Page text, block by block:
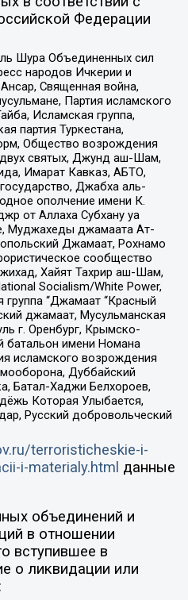
Федерации
Шура Объединенных сил
народов Ичкерии и
Священная война,
Партия исламского
Исламская группа,
партия Туркестана,
Общество возрождения
святых, Джунд аш-Шам,
Имарат Кавказ, АБТО,
Джабха аль-
ополчение имени К.
от Аллаха Субхану уа
Муджахеды джамаата Ат-
Джамаат, Рохнамо
сообщество
Хайят Тахрир аш-Шам,
Socialism/White Power,
группа “Джамаат “Красный
джамаат, Мусульманская
г. Оренбург, Крымско-
батальон имени Номана
исламского возрождения
Дуббайский
Батал-Хаджи Белхороев,
Которая Улыбается,
Русский добровольческий
terroristicheskie-i-
i-materialy.html данные
объединений и
в отношении
вступившее в
о ликвидации или